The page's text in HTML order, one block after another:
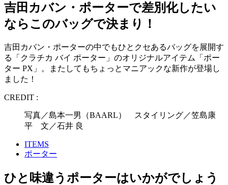
吉田カバン・ポーターで差別化したい
ならこのバッグで決まり！
吉田カバン・ポーターの中でもひとクセあるバッグを展開す
る「クラチカ バイ ポーター」のオリジナルアイテム「ポー
ター PX」。またしてもちょっとマニアックな新作が登場し
ました！
CREDIT :
写真／島本一男（BAARL） スタイリング／笠島康
平 文／石井 良
ITEMS
ポーター
ひと味違うポーターはいかがでしょう